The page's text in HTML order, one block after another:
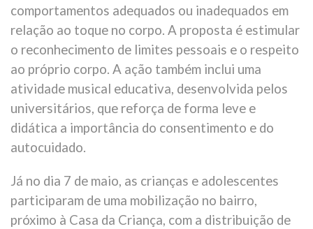
comportamentos adequados ou inadequados em
relação ao toque no corpo. A proposta é estimular
o reconhecimento de limites pessoais e o respeito
ao próprio corpo. A ação também inclui uma
atividade musical educativa, desenvolvida pelos
universitários, que reforça de forma leve e
didática a importância do consentimento e do
autocuidado.
Já no dia 7 de maio, as crianças e adolescentes
participaram de uma mobilização no bairro,
próximo à Casa da Criança, com a distribuição de